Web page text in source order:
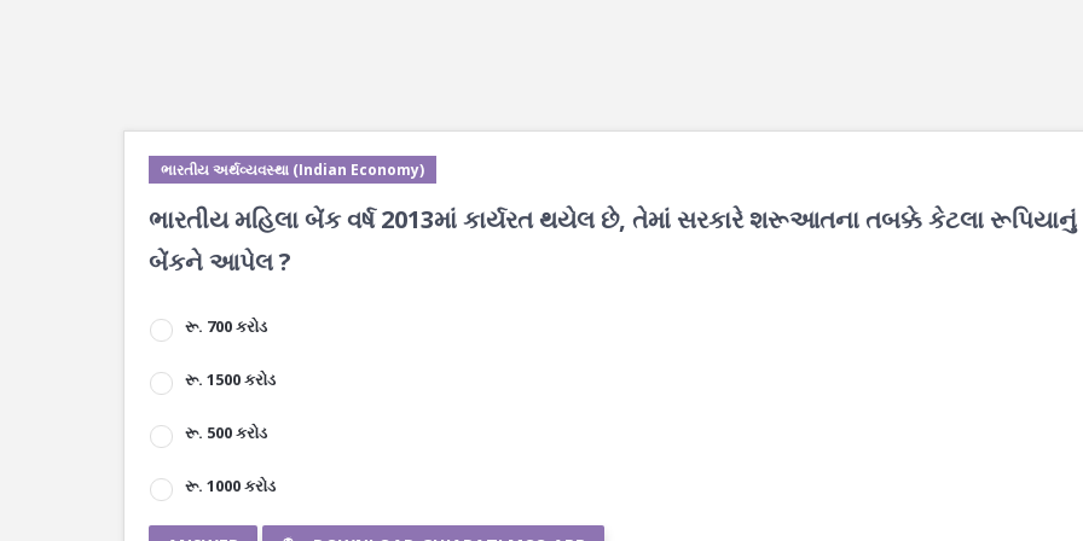
ભારતીય અર્થવ્યવસ્થા (Indian Economy)
ભારતીય મહિલા બેંક વર્ષ 2013માં કાર્યરત થયેલ છે, તેમાં સરકારે શરૂઆતના તબક્કે કેટલા
બેંકને આપેલ ?
રૂ. 700 કરોડ
રૂ. 1500 કરોડ
રૂ. 500 કરોડ
રૂ. 1000 કરોડ